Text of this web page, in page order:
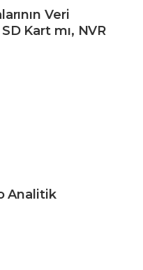
Veri
Kart mı, NVR
Analitik